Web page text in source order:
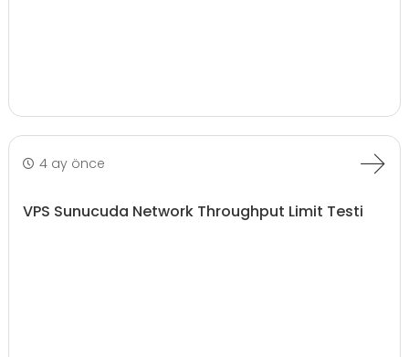
4 ay önce
VPS Sunucuda Network Throughput Limit Testi